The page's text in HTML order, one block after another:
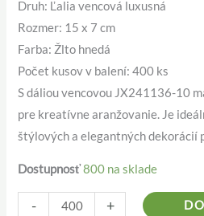
Druh: Ľalia vencová luxusná
Rozmer: 15 x 7 cm
Farba: Žlto hnedá
Počet kusov v balení: 400 ks
S dáliou vencovou JX241136-10
pre kreatívne aranžovanie. Je
štýlových a elegantných dekorácií
Dostupnosť800 na sklade
- +